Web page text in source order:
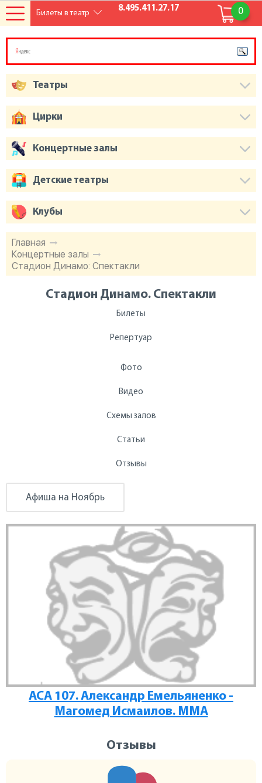
0
8.495.411.27.17
Главная
Концертные залы
Стадион Динамо: Спектакли
Стадион Динамо. Спектакли
Билеты
Репертуар
Фото
Видео
Схемы залов
Статьи
Отзывы
Афиша на Ноябрь
ACA 107. Александр Емельяненко -
Магомед Исмаилов. MMA
Отзывы
Театры
Цирки
Концертные залы
Детские театры
Клубы
Билеты в театр